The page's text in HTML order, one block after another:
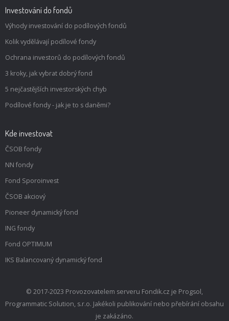
Investování do fondů
Výhody investování do podílových fondů
Kolik vydělávají podílové fondy
Ochrana investorů do podílových fondů
3 kroky, jak vybrat dobrý fond
5 nejčastějších investorských chyb
Podílové fondy - jak je to s daněmi?
Kde investovat
ČSOB fondy
NN fondy
Fond Sporoinvest
ČSOB akciový
Pioneer dynamický fond
ING fondy
Fond OPTIMUM
IKS Balancovaný dynamický fond
© 2017-2023 Provozovatelem serveru Fondik.cz je Progsol,
Programmatic Solution, s.r.o. Jakékoli publikování nebo přebírání obsahu
je zakázáno.